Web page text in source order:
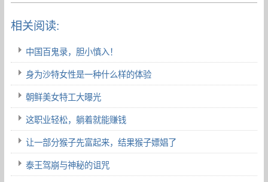
相关阅读:
中国百鬼录，胆小慎入！
身为沙特女性是一种什么样的体验
朝鲜美女特工大曝光
这职业轻松，躺着就能赚钱
让一部分猴子先富起来，结果猴子嫖娼了
泰王驾崩与神秘的诅咒